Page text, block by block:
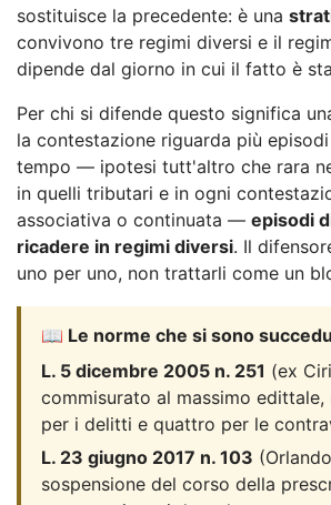
sostituisce la precedente: è una
convivono tre regimi diversi e il
dipende dal giorno in cui il fatto è
Per chi si difende questo significa
la contestazione riguarda più
tempo — ipotesi tutt'altro che rara
in quelli tributari e in ogni
associativa o continuata — episodi
ricadere in regimi diversi. Il
uno per uno, non trattarli come un
📖 Le norme che si sono
L. 5 dicembre 2005 n. 251 (ex
commisurato al massimo edittale,
per i delitti e quattro per le
L. 23 giugno 2017 n. 103
sospensione del corso della